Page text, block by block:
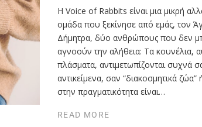
Η Voice of Rabbits είναι μια μικρή
ομάδα που ξεκίνησε από εμάς, τον
Δήμητρα, δύο ανθρώπους που δεν
αγνοούν την αλήθεια: Tα κουνέλια,
πλάσματα, αντιμετωπίζονται συχνά
αντικείμενα, σαν “διακοσμητικά ζώα”
στην πραγματικότητα είναι…
READ MORE